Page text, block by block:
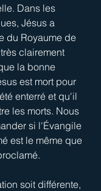
Dans les
Jésus a
du Royaume de
clairement
la bonne
est mort pour
enterré et qu'il
les morts. Nous
si l'Évangile
est le même que
soit différente,